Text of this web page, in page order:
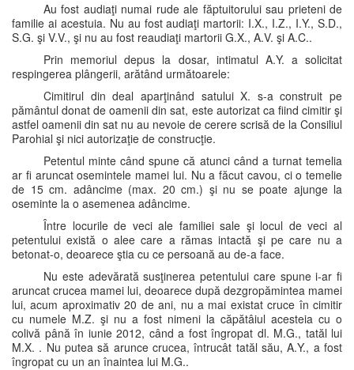
Au fost audiaţi numai rude ale făptuitorului sau prieteni de
familie ai acestuia. Nu au fost audiaţi martorii: I.X., I.Z., I.Y., S.D.,
S.G. şi V.V., şi nu au fost reaudiaţi martorii G.X., A.V. şi A.C..
Prin memoriul depus la dosar, intimatul A.Y. a solicitat
respingerea plângerii, arătând următoarele:
Cimitirul din deal aparţinând satului X. s-a construit pe
pământul donat de oamenii din sat, este autorizat ca fiind cimitir şi
astfel oamenii din sat nu au nevoie de cerere scrisă de la Consiliul
Parohial şi nici autorizaţie de construcţie.
Petentul minte când spune că atunci când a turnat temelia
ar fi aruncat osemintele mamei lui. Nu a făcut cavou, ci o temelie
de 15 cm. adâncime (max. 20 cm.) şi nu se poate ajunge la
oseminte la o asemenea adâncime.
Între locurile de veci ale familiei sale şi locul de veci al
petentului există o alee care a rămas intactă şi pe care nu a
betonat-o, deoarece ştia cu ce persoană au de-a face.
Nu este adevărată susţinerea petentului care spune i-ar fi
aruncat crucea mamei lui, deoarece după dezgropămintea mamei
lui, acum aproximativ 20 de ani, nu a mai existat cruce în cimitir
cu numele M.Z. şi nu a fost nimeni la căpătâiul acesteia cu o
colivă până în iunie 2012, când a fost îngropat dl. M.G., tatăl lui
M.X. . Nu putea să arunce crucea, întrucât tatăl său, A.Y., a fost
îngropat cu un an înaintea lui M.G..